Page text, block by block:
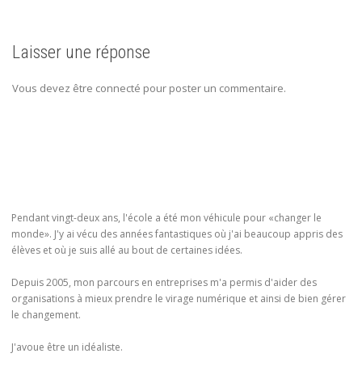
Laisser une réponse
Vous devez être connecté pour poster un commentaire.
Pendant vingt-deux ans, l'école a été mon véhicule pour «changer le
monde». J'y ai vécu des années fantastiques où j'ai beaucoup appris des
élèves et où je suis allé au bout de certaines idées.
Depuis 2005, mon parcours en entreprises m'a permis d'aider des
organisations à mieux prendre le virage numérique et ainsi de bien gérer
le changement.
J'avoue être un idéaliste.